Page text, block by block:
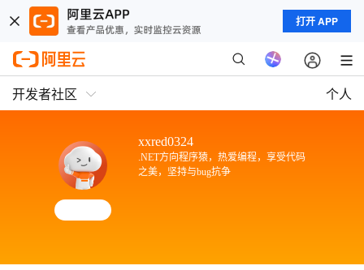
打开 APP
开发者社区 个人
xxred0324
.NET方向程序猿，热爱编程，享受代码
之美，坚持与bug抗争